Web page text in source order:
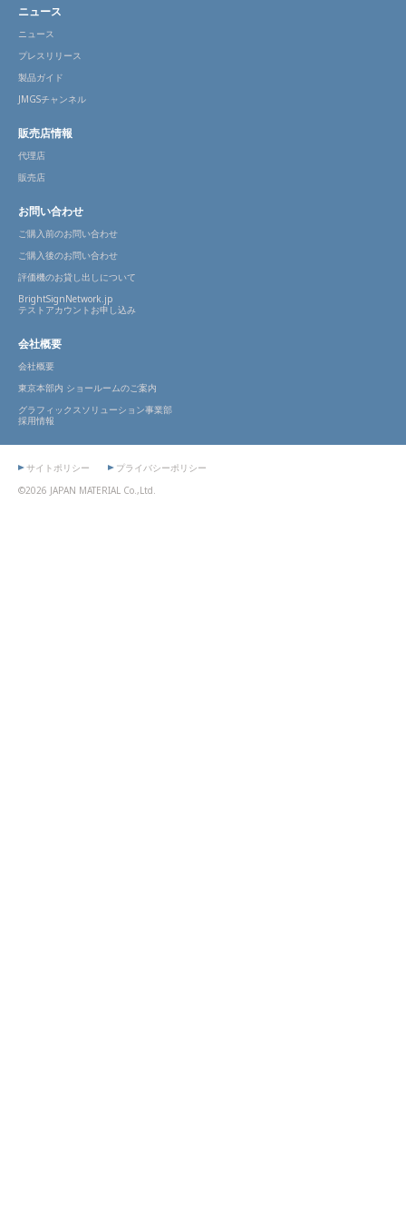
ニュース
ニュース
プレスリリース
製品ガイド
JMGSチャンネル
販売店情報
代理店
販売店
お問い合わせ
ご購入前のお問い合わせ
ご購入後のお問い合わせ
評価機のお貸し出しについて
BrightSignNetwork.jp
テストアカウントお申し込み
会社概要
会社概要
東京本部内 ショールームのご案内
グラフィックスソリューション事業部
採用情報
©2026 JAPAN MATERIAL Co.,Ltd.
サイトポリシー プライバシーポリシー